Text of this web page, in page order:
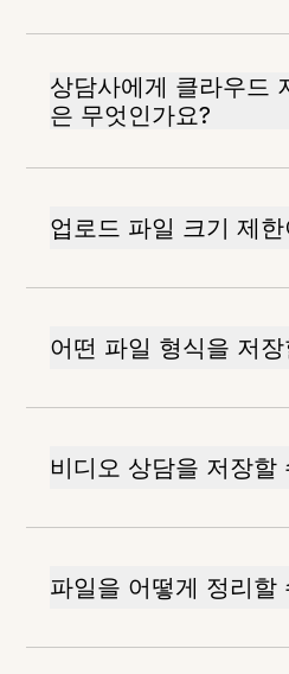
상담사에게 클라우드
은 무엇인가요?
업로드 파일 크기 제
어떤 파일 형식을 저
비디오 상담을 저장할
파일을 어떻게 정리할